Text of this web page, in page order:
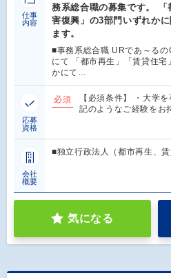
仕事
内容
務系総合職の募集です。
害復興」の3部門いずれか
ます。
■事務系総合職 URであ～る
にて 「都市再生」「賃貸住
かにて…
応募
資格
必須
【必須条件】 ・大学
記のようなご経験をお
会社
概要
■独立行政法人（都市再生、賃
気になる